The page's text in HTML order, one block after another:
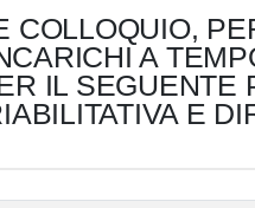
A
IL SEGUENTE
E